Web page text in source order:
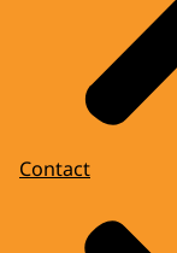
Contact